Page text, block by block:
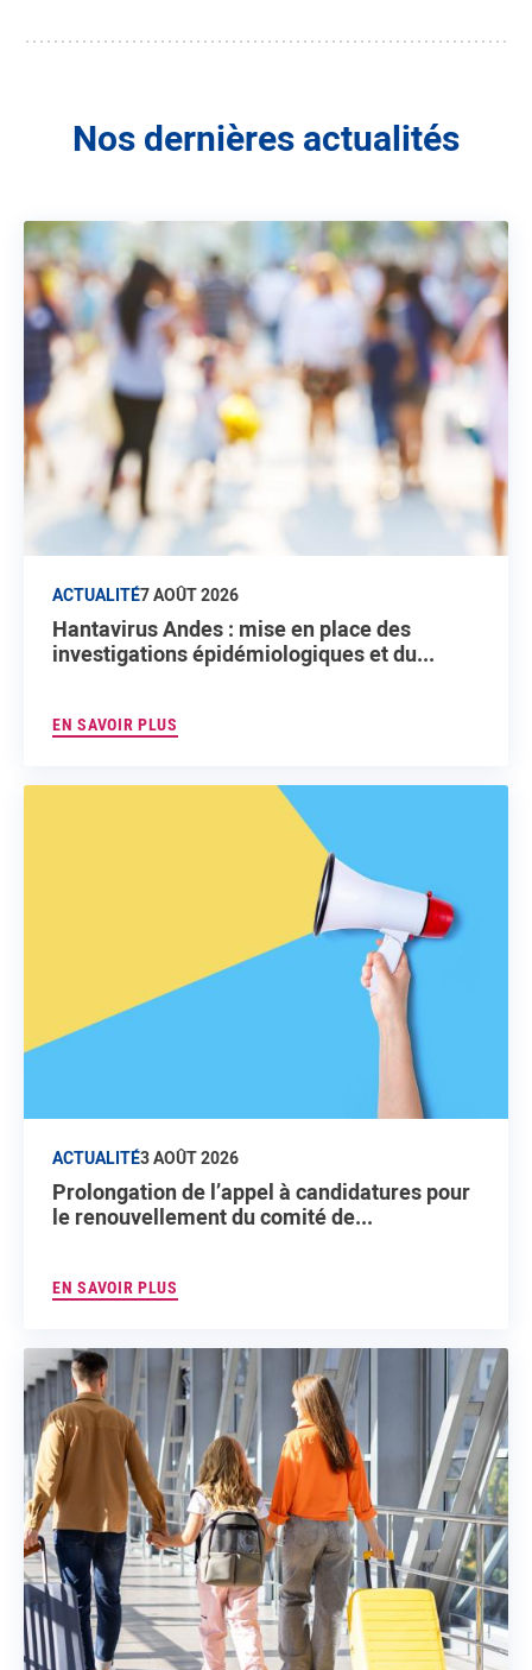
Nos dernières actualités
ACTUALITÉ7 AOÛT 2026
Hantavirus Andes : mise en place des
investigations épidémiologiques et du...
EN SAVOIR PLUS
ACTUALITÉ3 AOÛT 2026
Prolongation de l’appel à candidatures pour
le renouvellement du comité de...
EN SAVOIR PLUS